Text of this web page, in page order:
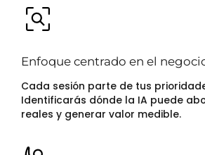
Enfoque centrado en el
Cada sesión parte de tus
Identificarás dónde la IA puede
reales y generar valor medible.